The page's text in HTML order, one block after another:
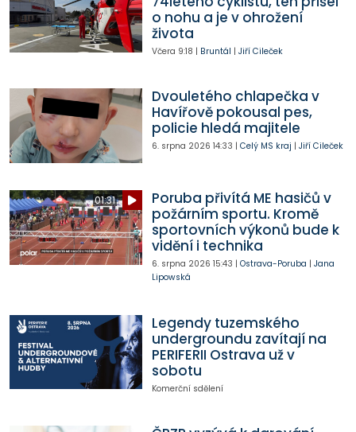
o nohu a je v ohrožení
života
Včera 9:18 | Bruntál | Jiří Cileček
Dvouletého chlapečka v
Havířově pokousal pes,
policie hledá majitele
6. srpna 2026 14:33 | Celý MS kraj | Jiří Cileček
01:31
Poruba přivítá ME hasičů v
požárním sportu. Kromě
sportovních výkonů bude k
vidění i technika
6. srpna 2026 15:43 | Ostrava-Poruba | Jana
Lipowská
Legendy tuzemského
undergroundu zavítají na
PERIFERII Ostrava už v
sobotu
Komerční sdělení